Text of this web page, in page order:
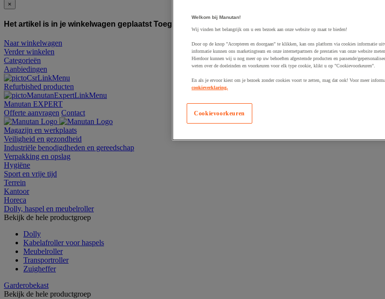
×
Het artikel is in je winkelwagen geplaatst Toegevoegd aan winkelwagen
Naar winkelwagen
Verder winkelen
Categorieën
Aanbiedingen
Refurbished producten
Manutan EXPERT
Offerte aanvragen Contact
Magazijn en werkplaats
Veiligheid en gezondheid
Industriële benodigdheden en gereedschap
Verpakking en opslag
Hygiëne
Sport en vrije tijd
Terrein
Kantoor
Horeca
Dolly, haspel en meubelroller
Bekijk de hele productgroep
Dolly
Kabelafroller voor haspels
Meubelroller
Transportroller
Zuigheffer
Garderobekast
Bekijk de hele productgroep
Welkom bij Manutan!
Wij vinden het belangrijk om u een bezoek aan onze website op maat te bieden!
Door op de knop "Accepteren en doorgaan" te klikken, kan ons platform via cookies informatie
informatie kunnen ons marketingteam en onze internetpartners de prestaties van onze website
Hierdoor kunnen wij u nog meer op uw behoeften afgestemde producten en passende/
weten over de doeleinden en voorkeuren voor elk type cookie, klikt u op "Cookievoorkeuren".
En als je ervoor kiest om je bezoek zonder cookies voort te zetten, mag dat ook! Voor meer
cookieverklaring.
Cookievoorkeuren